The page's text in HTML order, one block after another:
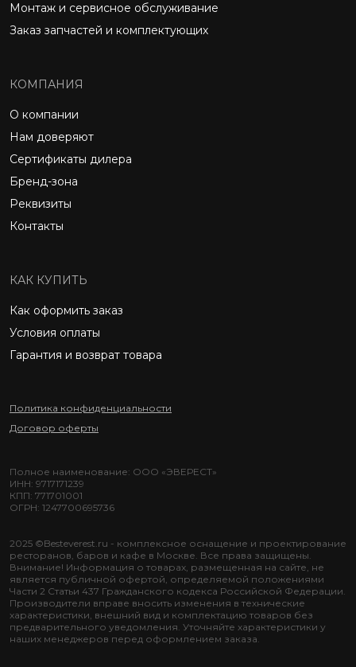
Монтаж и сервисное обслуживание
Заказ запчастей и комплектующих
КОМПАНИЯ
О компании
Нам доверяют
Сертификаты дилера
Бренд-зона
Реквизиты
Контакты
КАК КУПИТЬ
Как оформить заказ
Условия оплаты
Гарантия и возврат товара
Политика конфиденциальности
Договор оферты
2025 ©Besteverest.ru - комплексное оснащение и проектирование
ресторанов, баров и кафе в Москве. Все права защищены.
Внимание! Информация о товарах, размещенная на сайте, не
является публичной офертой, определяемой положениями
Части 2 Статьи 437 Гражданского кодекса Российской Федерации.
Производители вправе вносить изменения в технические
характеристики, внешний вид и комплектацию товаров без
предварительного уведомления. Уточняйте характеристики у
наших менеджеров перед оформлением заказа.
Полное наименование: ООО «ЭВЕРЕСТ»
ИНН: 9717171239
КПП: 771701001
ОГРН: 1247700695736